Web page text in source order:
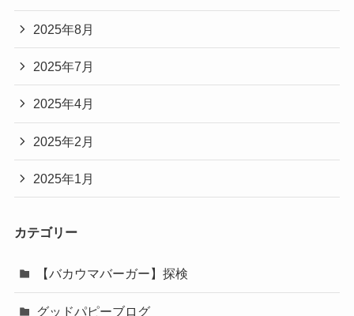
2025年8月
2025年7月
2025年4月
2025年2月
2025年1月
カテゴリー
【バカウマバーガー】探検
グッドパピーブログ